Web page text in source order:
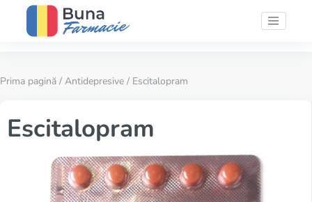
Prima pagină / Antidepresive / Escitalopram
Escitalopram